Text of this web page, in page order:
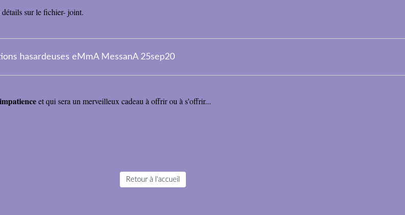
détails sur le fichier- joint.
hasardeuses eMmA MessanA 25sep20
et qui sera un merveilleux cadeau à offrir ou à s'offrir...
Retour à l'accueil